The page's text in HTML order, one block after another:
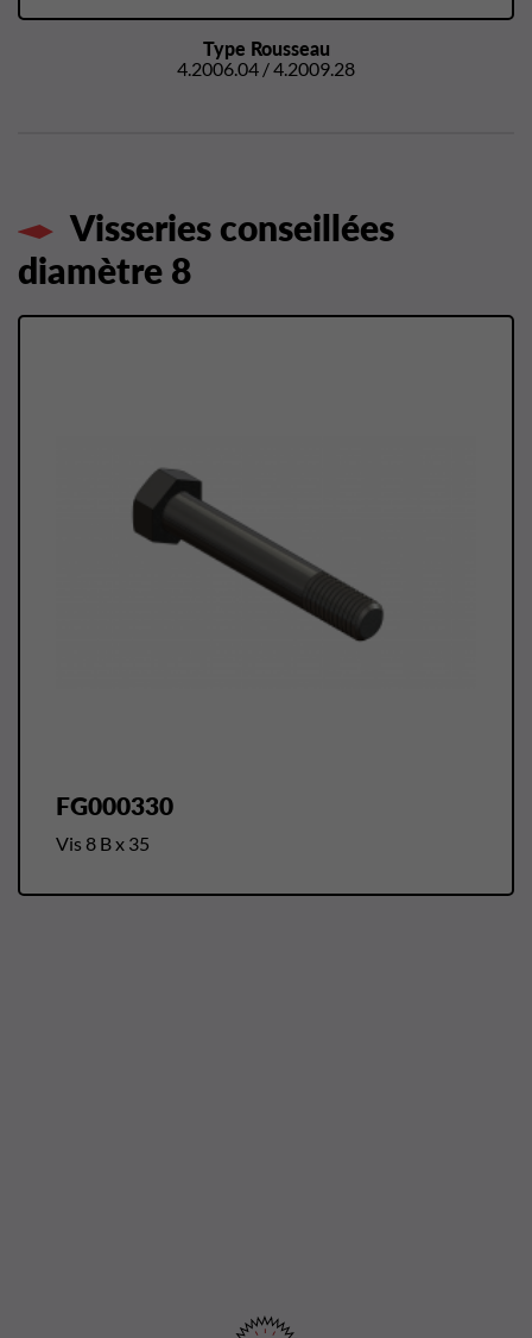
Type Rousseau
4.2006.04 / 4.2009.28
Visseries conseillées
diamètre 8
FG000330
Vis 8 B x 35